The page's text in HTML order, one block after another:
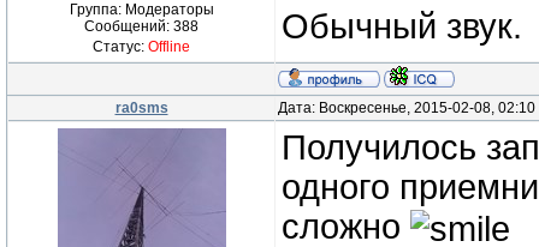
Группа: Модераторы
Сообщений: 388
Статус: Offline
Обычный звук.
ra0sms Дата: Воскресенье, 2015-02-08,
Получилось
одного
сложно